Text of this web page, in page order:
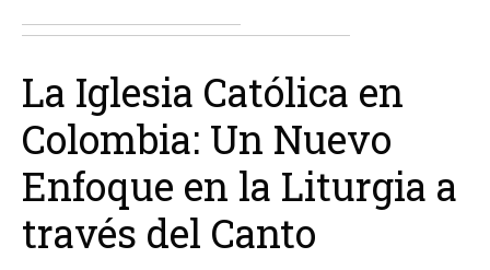
La Iglesia Católica en
Colombia: Un Nuevo
Enfoque en la Liturgia a
través del Canto